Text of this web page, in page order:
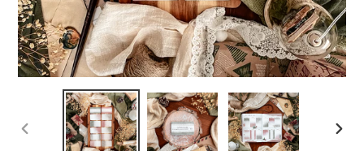
DIAPOSITIVE